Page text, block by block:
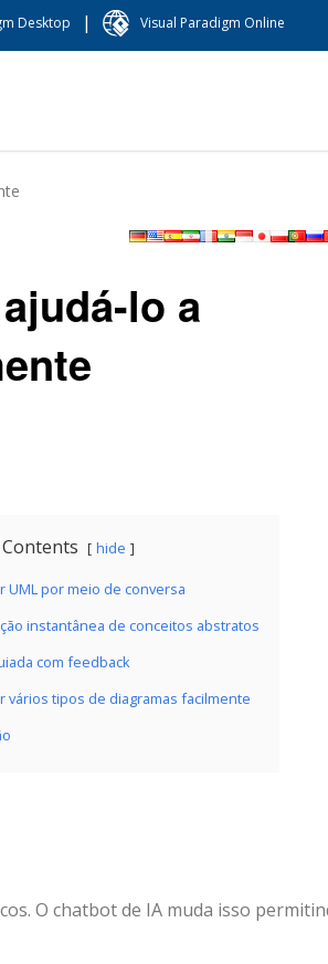
Desktop | Visual Paradigm Online
lo a
hide
UML por meio de conversa
instantânea de conceitos abstratos
com feedback
vários tipos de diagramas facilmente
O chatbot de IA muda isso